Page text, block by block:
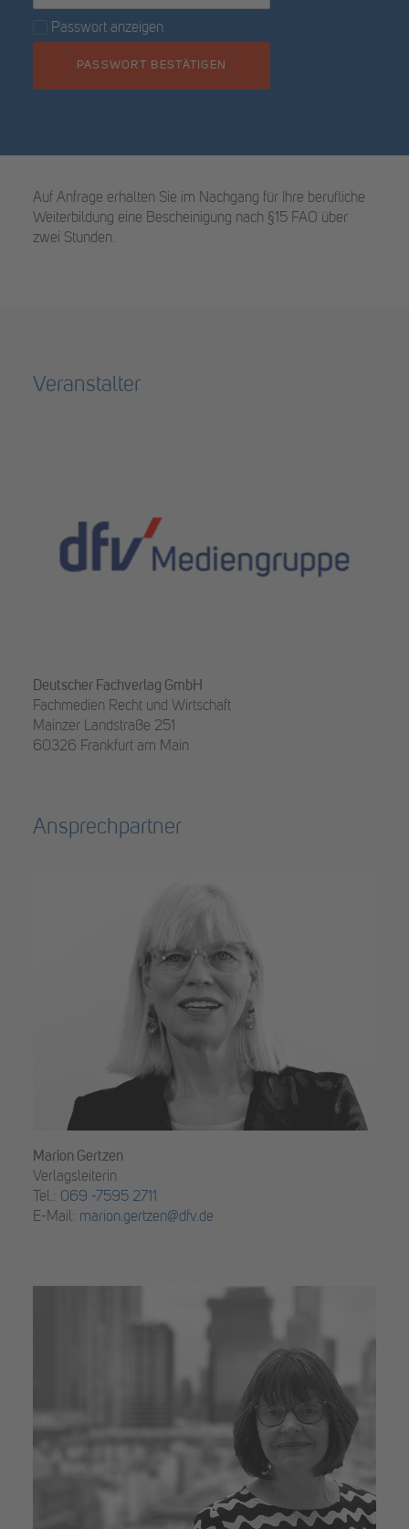
Passwort anzeigen
PASSWORT BESTÄTIGEN
Auf Anfrage erhalten Sie im Nachgang für Ihre berufliche
Weiterbildung eine Bescheinigung nach §15 FAO über
zwei Stunden.
Veranstalter
Deutscher Fachverlag GmbH
Fachmedien Recht und Wirtschaft
Mainzer Landstraße 251
60326 Frankfurt am Main
Ansprechpartner
Marion Gertzen
Verlagsleiterin
Tel.: 069 -7595 2711
E-Mail: marion.gertzen@dfv.de